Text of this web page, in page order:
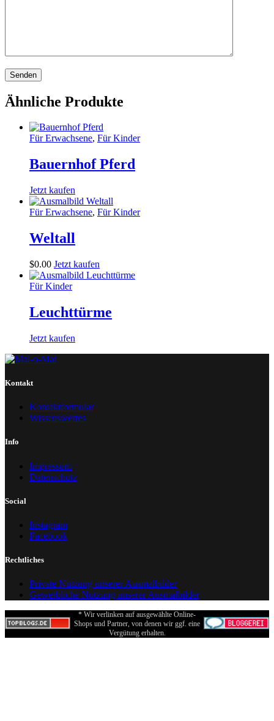
Ähnliche Produkte
Für Erwachsene, Für Kinder
Bauernhof Pferd
Jetzt kaufen
Für Erwachsene, Für Kinder
Weltall
$0.00 Jetzt kaufen
Für Kinder
Leuchttürme
Jetzt kaufen
Kontakt
Kontaktformular
Wissenswertes
Info
Impressum
Datenschutz
Social
Instagram
Facebook
Rechtliches
Private Nutzung unserer Ausmalbilder
Gewerbliche Nutzung unserer Ausmalbilder
* Wir verlinken auf ausgewählte Online-
Shops und Partner, von denen wir ggf. eine
Vergütung erhalten.